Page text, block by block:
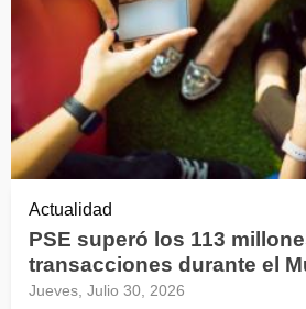
Actualidad
PSE superó los 113
transacciones durante el
Jueves, Julio 30, 2026